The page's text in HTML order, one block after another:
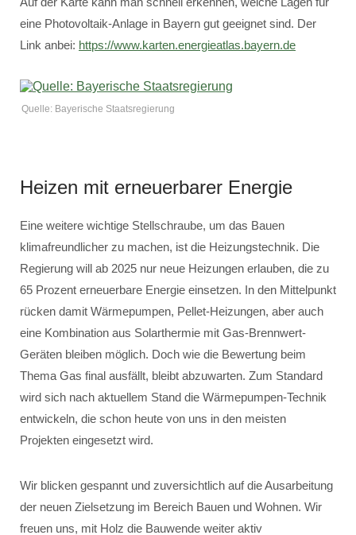
eine Photovoltaik-Anlage in Bayern gut geeignet sind. Der
Link anbei: https://www.karten.energieatlas.bayern.de
Quelle: Bayerische Staatsregierung
Heizen mit erneuerbarer Energie
Eine weitere wichtige Stellschraube, um das Bauen
klimafreundlicher zu machen, ist die Heizungstechnik. Die
Regierung will ab 2025 nur neue Heizungen erlauben, die zu
65 Prozent erneuerbare Energie einsetzen. In den Mittelpunkt
rücken damit Wärmepumpen, Pellet-Heizungen, aber auch
eine Kombination aus Solarthermie mit Gas-Brennwert-
Geräten bleiben möglich. Doch wie die Bewertung beim
Thema Gas final ausfällt, bleibt abzuwarten. Zum Standard
wird sich nach aktuellem Stand die Wärmepumpen-Technik
entwickeln, die schon heute von uns in den meisten
Projekten eingesetzt wird.
Wir blicken gespannt und zuversichtlich auf die Ausarbeitung
der neuen Zielsetzung im Bereich Bauen und Wohnen. Wir
freuen uns, mit Holz die Bauwende weiter aktiv